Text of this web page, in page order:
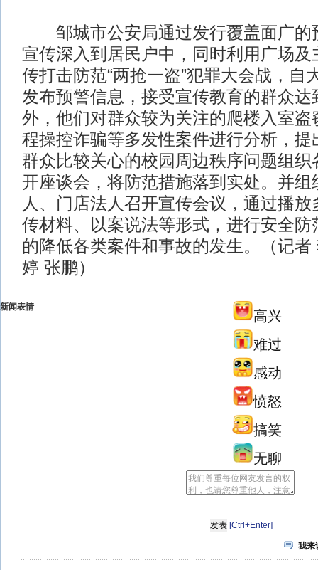
邹城市公安局通过发行覆盖面广的
宣传深入到居民户中，同时利用广场及
传打击防范“两抢一盗”犯罪大会战，自
发布预警信息，接受宣传教育的群众达
外，他们对群众较为关注的爬楼入室盗
程操控诈骗等多发性案件进行分析，提
群众比较关心的校园周边秩序问题组织
开座谈会，将防范措施落到实处。并组
人、门店法人召开宣传会议，通过播
传材料、以案说法等形式，进行安全防
的降低各类案件和事故的发生。（记
婷 张鹏）
新闻表情
高兴
难过
感动
愤怒
搞笑
无聊
[Ctrl+Enter]
我来